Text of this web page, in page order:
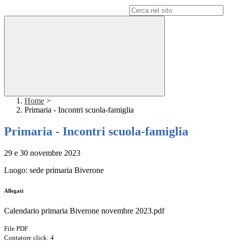
Home >
Primaria - Incontri scuola-famiglia
Primaria - Incontri scuola-famiglia
29 e 30 novembre 2023
Luogo: sede primaria Biverone
Allegati
Calendario primaria Biverone novembre 2023.pdf
File PDF
Contatore click: 4